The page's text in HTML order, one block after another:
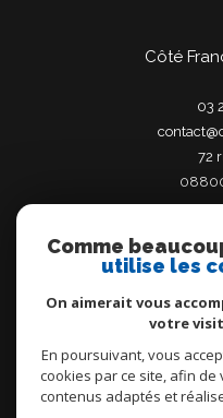
Côté
03
72
© 2026 | Tous droits
Comme
utilise les
On aimerait vous
votre
En poursuivant, vous
cookies par ce site, afin
contenus adaptés et